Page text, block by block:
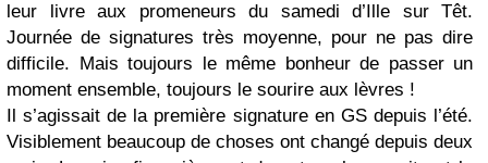
leur livre aux promeneurs du samedi d’Ille sur Têt.
Journée de signatures très moyenne, pour ne pas dire
difficile. Mais toujours le même bonheur de passer un
moment ensemble, toujours le sourire aux lèvres !
Il s’agissait de la première signature en GS depuis l’été.
Visiblement beaucoup de choses ont changé depuis deux